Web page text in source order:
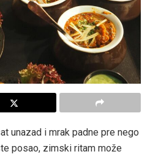
unazad i mrak padne pre nego
posao, zimski ritam može